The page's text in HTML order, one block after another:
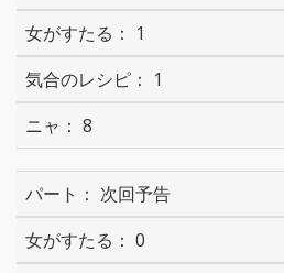
1
1
8
次回予告
0